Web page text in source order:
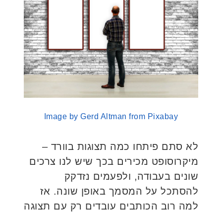
Image by Gerd Altman from Pixabay
לא סתם פיתחו כמה תצוגות בוורד –
מיקרוסופט מכירים בכך שיש לנו צרכים
שונים בעבודה, ולפעמים נזדקק
להסתכל על המסמך באופן שונה. אז
למה רוב הכותבים עובדים רק עם תצוגה